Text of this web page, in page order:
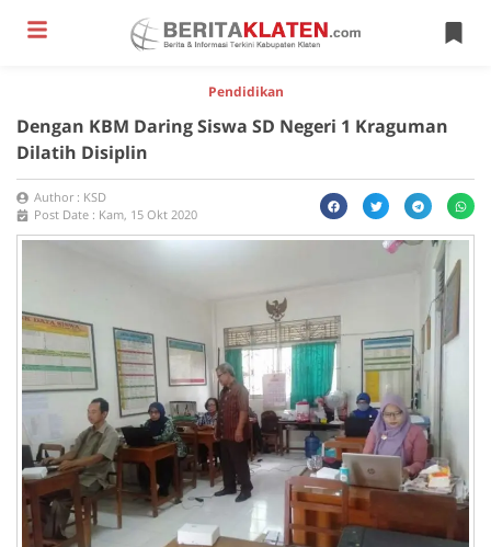
Pendidikan
Dengan KBM Daring Siswa SD Negeri 1 Kraguman
Dilatih Disiplin
Author : KSD
Post Date : Kam, 15 Okt 2020